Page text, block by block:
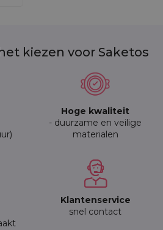
kiezen voor Saketos
Hoge kwaliteit
- duurzame en veilige
materialen
Klantenservice
snel contact